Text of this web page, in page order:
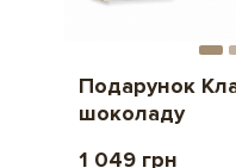
Подарунок
шоколаду
1 049 грн